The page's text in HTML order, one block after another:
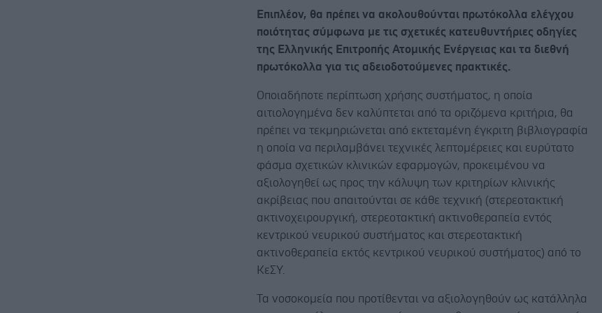
Επιπλέον, θα πρέπει να ακολουθούνται πρωτόκολλα ελέγχου
ποιότητας σύμφωνα με τις σχετικές κατευθυντήριες οδηγίες
της Ελληνικής Επιτροπής Ατομικής Ενέργειας και τα διεθνή
πρωτόκολλα για τις αδειοδοτούμενες πρακτικές.
Οποιαδήποτε περίπτωση χρήσης συστήματος, η οποία
αιτιολογημένα δεν καλύπτεται από τα οριζόμενα κριτήρια, θα
πρέπει να τεκμηριώνεται από εκτεταμένη έγκριτη βιβλιογραφία
η οποία να περιλαμβάνει τεχνικές λεπτομέρειες και ευρύτατο
φάσμα σχετικών κλινικών εφαρμογών, προκειμένου να
αξιολογηθεί ως προς την κάλυψη των κριτηρίων κλινικής
ακρίβειας που απαιτούνται σε κάθε τεχνική (στερεοτακτική
ακτινοχειρουργική, στερεοτακτική ακτινοθεραπεία εντός
κεντρικού νευρικού συστήματος και στερεοτακτική
ακτινοθεραπεία εκτός κεντρικού νευρικού συστήματος) από το
ΚεΣΥ.
Τα νοσοκομεία που προτίθενται να αξιολογηθούν ως κατάλληλα